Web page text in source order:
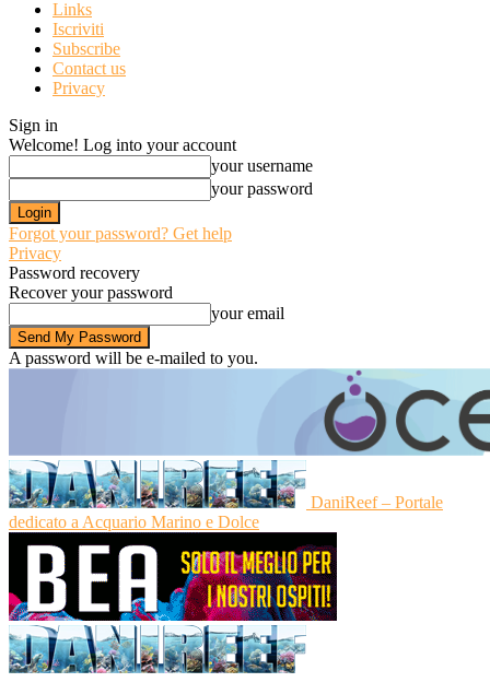
Links
Iscriviti
Subscribe
Contact us
Privacy
Sign in
Welcome! Log into your account
your username
your password
Forgot your password? Get help
Privacy
Password recovery
Recover your password
your email
A password will be e-mailed to you.
DaniReef – Portale
dedicato a Acquario Marino e Dolce